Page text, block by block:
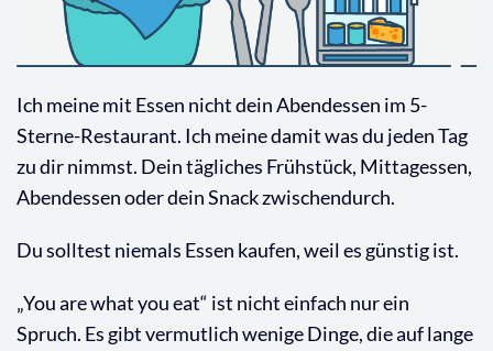
Ich meine mit Essen nicht dein Abendessen im 5-
Sterne-Restaurant. Ich meine damit was du jeden Tag
zu dir nimmst. Dein tägliches Frühstück, Mittagessen,
Abendessen oder dein Snack zwischendurch.
Du solltest niemals Essen kaufen, weil es günstig ist.
„You are what you eat“ ist nicht einfach nur ein
Spruch. Es gibt vermutlich wenige Dinge, die auf lange